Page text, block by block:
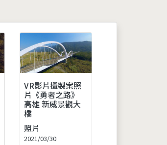
VR影片攝製案照
片《勇者之路》
高雄 新威景觀大
橋
照片
2021/03/30